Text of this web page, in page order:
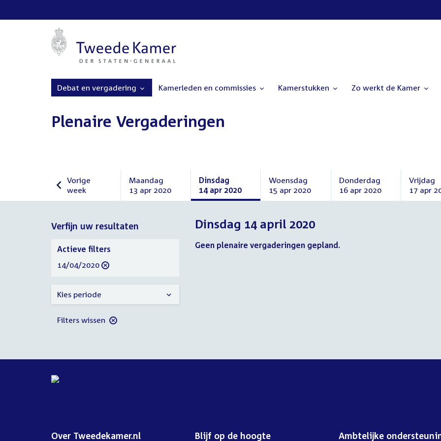
Debat en vergadering Kamerleden en commissies Kamerstukken Zo werkt de Kamer
Plenaire Vergaderingen
Vorige
week
Vorige
Maandag
13 apr 2020
Maandag
2020
Dinsdag
14 apr 2020
Dinsdag
april
2020
Woensdag
15 apr 2020
Woensdag
april
2020
Donderdag
16 apr 2020
Donderdag
Vrijdag
17 apr
Vrijdag
Dinsdag 14 april 2020
Verfijn uw resultaten
Geen plenaire vergaderingen gepland.
Verfijn
uw
resultaten
Actieve filters
verwijder
14/04/2020
Kies periode
Filters wissen
Over Tweedekamer.nl Blijf op de hoogte Ambtelijke